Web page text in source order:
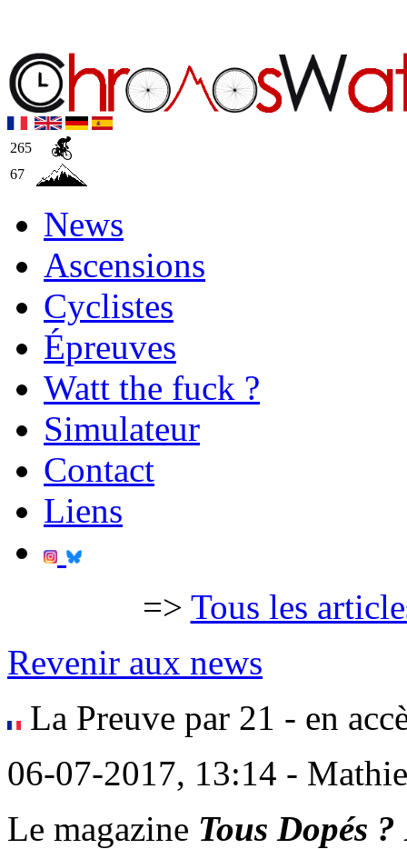
265
67
News
Ascensions
Cyclistes
Épreuves
Watt the fuck ?
Simulateur
Contact
Liens
=> Tous les
Revenir aux news
La Preuve par 21 - en
06-07-2017, 13:14 -
Le magazine Tous Dopés